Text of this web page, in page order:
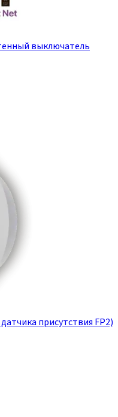
выключатель
присутствия FP2)